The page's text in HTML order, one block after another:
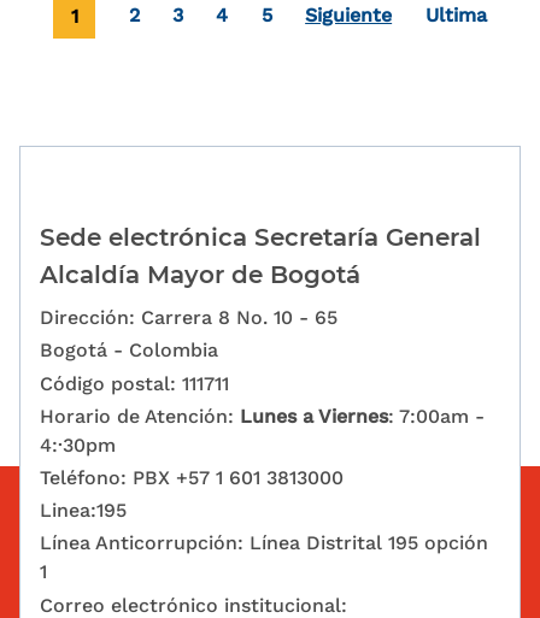
Paginación
Página actual
1 Page
2 Page
3 Page
4 Page
5 Siguiente Última
Ultima
Sede electrónica Secretaría General
Alcaldía Mayor de Bogotá
Dirección: Carrera 8 No. 10 - 65
Bogotá - Colombia
Código postal: 111711
Horario de Atención: Lunes a Viernes: 7:00am -
4:·30pm
Teléfono: PBX +57 1 601 3813000
Linea:195
Línea Anticorrupción: Línea Distrital 195 opción
1
Correo electrónico institucional: